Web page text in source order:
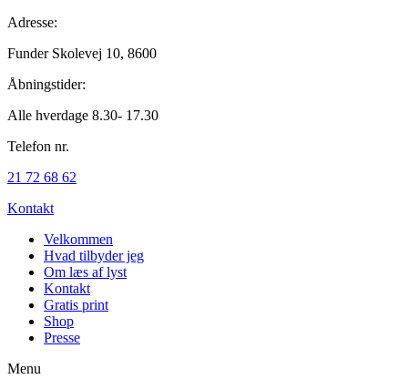
Adresse:
Funder Skolevej 10, 8600
Åbningstider:
Alle hverdage 8.30- 17.30
Telefon nr.
21 72 68 62
Kontakt
Velkommen
Hvad tilbyder jeg
Om læs af lyst
Kontakt
Gratis print
Shop
Presse
Menu